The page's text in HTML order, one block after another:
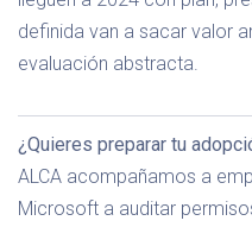
definida van a sacar valor
evaluación abstracta.
¿Quieres preparar tu
ALCA acompañamos a
Microsoft a auditar